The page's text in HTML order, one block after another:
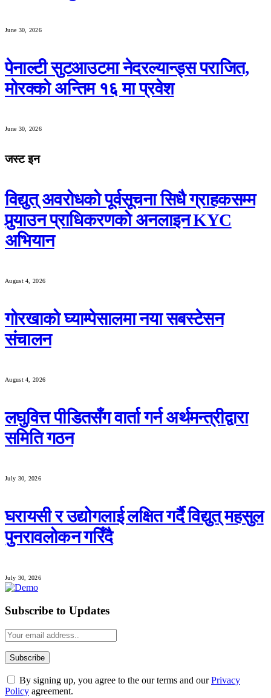
June 30, 2026
पेनाल्टी सुटआउटमा नेदरल्यान्ड्स पराजित,
मोरक्को अन्तिम १६ मा प्रवेश
June 30, 2026
जस्ट इन
विद्युत् अवरोधको पूर्वसूचना सिधै ग्राहकसम्म
पुर्‍याउन प्राधिकरणको अनलाइन KYC
अभियान
August 4, 2026
गोरखाको घ्याम्पेसालमा नया सबस्टेसन
संचालन
August 4, 2026
लघुवित्त पीडितसँग वार्ता गर्न अर्थमन्त्रीद्वारा
समिति गठन
July 30, 2026
घरायसी र उद्योगलाई लक्षित गर्दै विद्युत् महसुल
पुनरावलोकन गरिँदै
July 30, 2026
Subscribe to Updates
By signing up, you agree to the our terms and ourPrivacy
Policy agreement.